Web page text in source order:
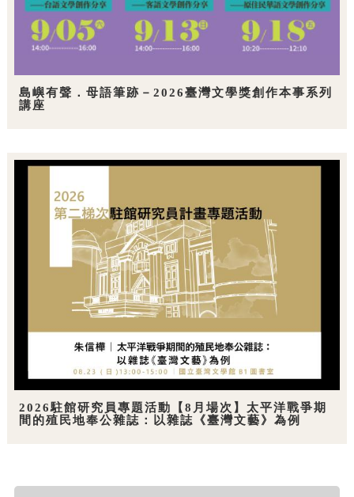
島嶼有聲．母語筆跡－2026臺灣文學獎創作本事系列
講座
2026駐館研究員專題活動【8月場次】太平洋戰爭期
間的殖民地奉公雜誌：以雜誌《臺灣文藝》為例